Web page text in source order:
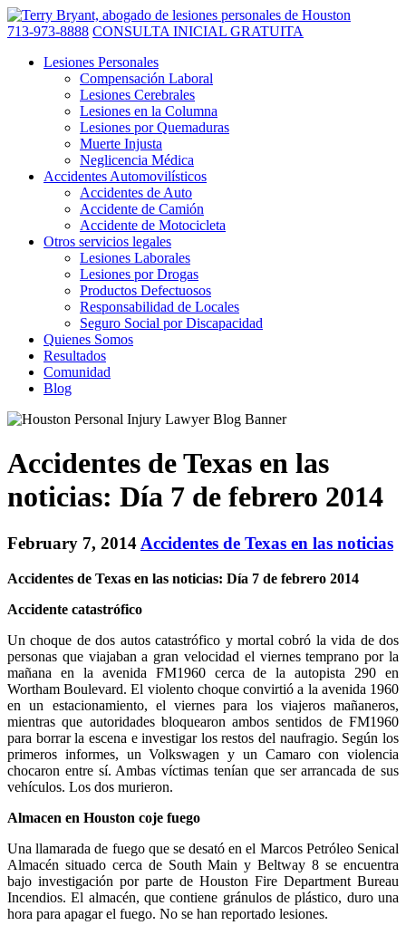
713-973-8888 CONSULTA INICIAL GRATUITA
Lesiones Personales
Compensación Laboral
Lesiones Cerebrales
Lesiones en la Columna
Lesiones por Quemaduras
Muerte Injusta
Neglicencia Médica
Accidentes Automovilísticos
Accidentes de Auto
Accidente de Camión
Accidente de Motocicleta
Otros servicios legales
Lesiones Laborales
Lesiones por Drogas
Productos Defectuosos
Responsabilidad de Locales
Seguro Social por Discapacidad
Quienes Somos
Resultados
Comunidad
Blog
Accidentes de Texas en las
noticias: Día 7 de febrero 2014
February 7, 2014 Accidentes de Texas en las noticias
Accidentes de Texas en las noticias: Día 7 de febrero 2014
Accidente catastrófico
Un choque de dos autos catastrófico y mortal cobró la vida de dos
personas que viajaban a gran velocidad el viernes temprano por la
mañana en la avenida FM1960 cerca de la autopista 290 en
Wortham Boulevard. El violento choque convirtió a la avenida 1960
en un estacionamiento, el viernes para los viajeros mañaneros,
mientras que autoridades bloquearon ambos sentidos de FM1960
para borrar la escena e investigar los restos del naufragio. Según los
primeros informes, un Volkswagen y un Camaro con violencia
chocaron entre sí. Ambas víctimas tenían que ser arrancada de sus
vehículos. Los dos murieron.
Almacen en Houston coje fuego
Una llamarada de fuego que se desató en el Marcos Petróleo Senical
Almacén situado cerca de South Main y Beltway 8 se encuentra
bajo investigación por parte de Houston Fire Department Bureau
Incendios. El almacén, que contiene gránulos de plástico, duro una
hora para apagar el fuego. No se han reportado lesiones.